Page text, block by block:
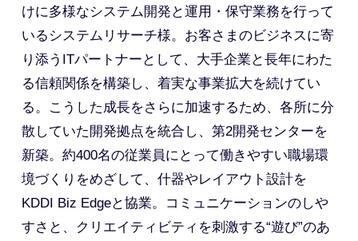
けに多様なシステム開発と運用・保守業務を行って
いるシステムリサーチ様。お客さまのビジネスに寄
り添うITパートナーとして、大手企業と長年にわた
る信頼関係を構築し、着実な事業拡大を続けてい
る。こうした成長をさらに加速するため、各所に分
散していた開発拠点を統合し、第2開発センターを
新築。約400名の従業員にとって働きやすい職場環
境づくりをめざして、什器やレイアウト設計を
KDDI Biz Edgeと協業。コミュニケーションのしや
すさと、クリエイティビティを刺激する“遊び”のあ